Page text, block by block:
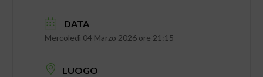
DATA
Mercoledì 04 Marzo 2026 ore 21:15
LUOGO